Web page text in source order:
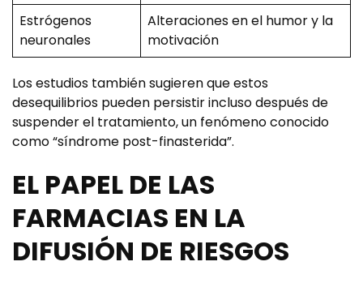
Estrógenos
neuronales
Alteraciones en el humor y la
motivación
Los estudios también sugieren que estos
desequilibrios pueden persistir incluso después de
suspender el tratamiento, un fenómeno conocido
como “síndrome post-finasterida”.
EL PAPEL DE LAS
FARMACIAS EN LA
DIFUSIÓN DE RIESGOS